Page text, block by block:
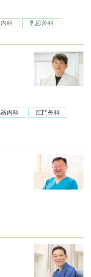
科 乳腺外科
内科
肛門外科